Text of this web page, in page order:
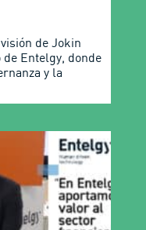
de Jokin
Entelgy, donde
y la